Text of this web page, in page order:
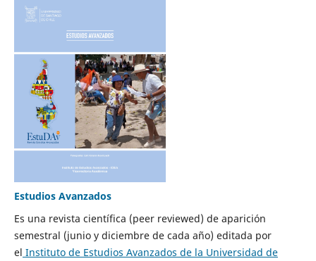
Estudios Avanzados
Es una revista científica (peer reviewed) de aparición
semestral (junio y diciembre de cada año) editada por
el Instituto de Estudios Avanzados de la Universidad de